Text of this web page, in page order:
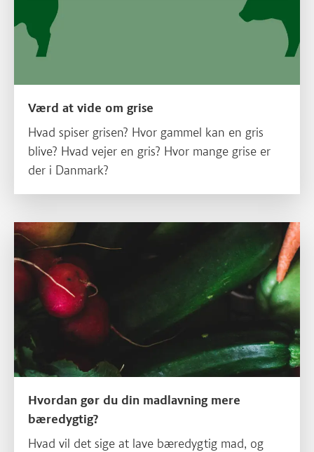
Værd at vide om grise
Hvad spiser grisen? Hvor gammel kan en gris
blive? Hvad vejer en gris? Hvor mange grise er
der i Danmark?
Læs mere om Hvordan gør du din madlavning mere
Hvordan gør du din madlavning mere
bæredygtig?
Hvad vil det sige at lave bæredygtig mad, og